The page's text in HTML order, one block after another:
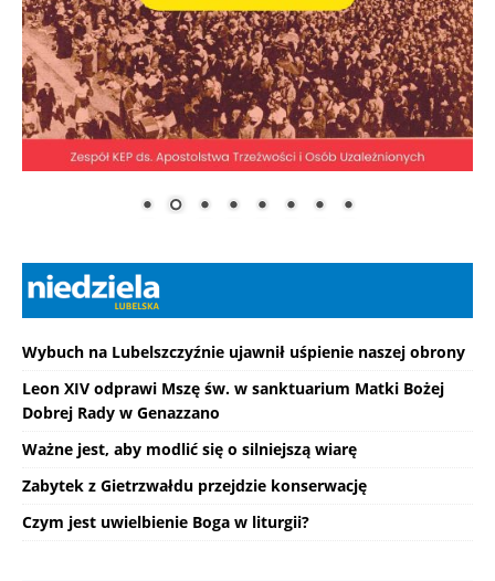
Wybuch na Lubelszczyźnie ujawnił uśpienie naszej obrony
Leon XIV odprawi Mszę św. w sanktuarium Matki Bożej
Dobrej Rady w Genazzano
Ważne jest, aby modlić się o silniejszą wiarę
Zabytek z Gietrzwałdu przejdzie konserwację
Czym jest uwielbienie Boga w liturgii?